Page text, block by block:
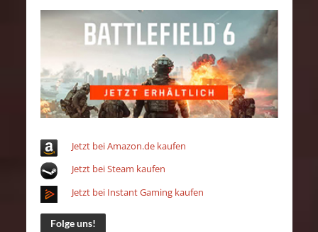
Jetzt bei Amazon.de kaufen
Jetzt bei Steam kaufen
Jetzt bei Instant Gaming kaufen
Folge uns!